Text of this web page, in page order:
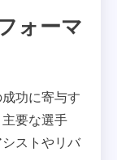
ォーマ
功に寄与す
要な選手
ストやリバ